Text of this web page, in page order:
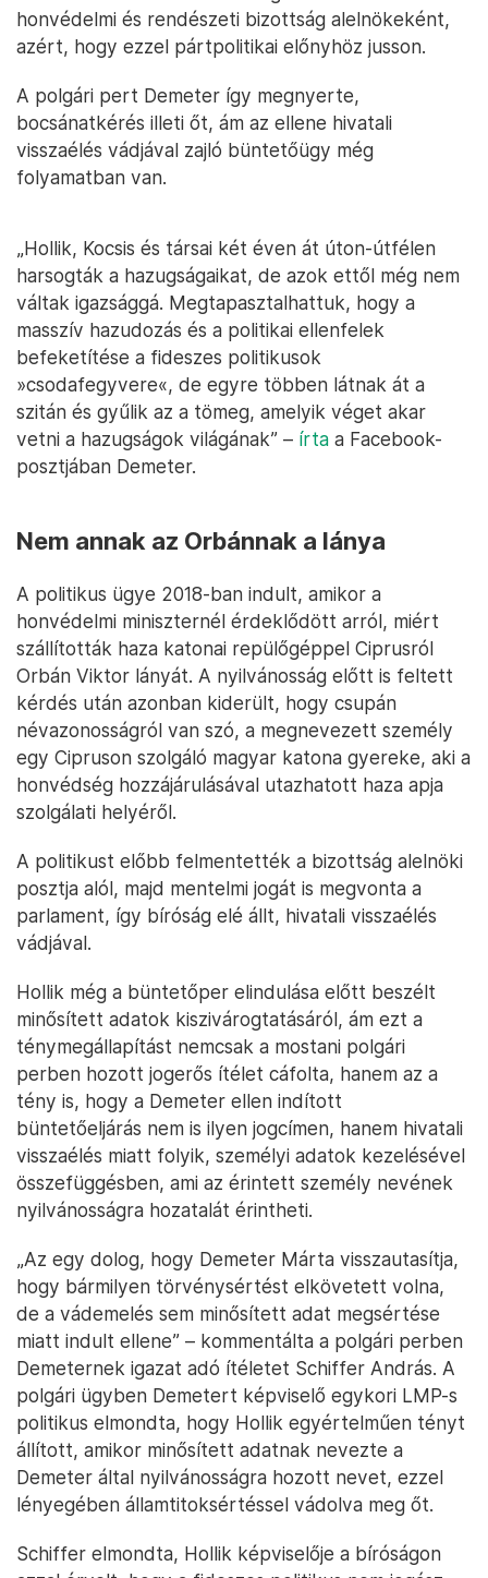
honvédelmi és rendészeti bizottság alelnökeként,
azért, hogy ezzel pártpolitikai előnyhöz jusson.
A polgári pert Demeter így megnyerte,
bocsánatkérés illeti őt, ám az ellene hivatali
visszaélés vádjával zajló büntetőügy még
folyamatban van.
„Hollik, Kocsis és társai két éven át úton-útfélen
harsogták a hazugságaikat, de azok ettől még nem
váltak igazsággá. Megtapasztalhattuk, hogy a
masszív hazudozás és a politikai ellenfelek
befeketítése a fideszes politikusok
»csodafegyvere«️, de egyre többen látnak át a
szitán és gyűlik az a tömeg, amelyik véget akar
vetni a hazugságok világának” – írta a Facebook-
posztjában Demeter.
Nem annak az Orbánnak a lánya
A politikus ügye 2018-ban indult, amikor a
honvédelmi miniszternél érdeklődött arról, miért
szállították haza katonai repülőgéppel Ciprusról
Orbán Viktor lányát. A nyilvánosság előtt is feltett
kérdés után azonban kiderült, hogy csupán
névazonosságról van szó, a megnevezett személy
egy Cipruson szolgáló magyar katona gyereke, aki a
honvédség hozzájárulásával utazhatott haza apja
szolgálati helyéről.
A politikust előbb felmentették a bizottság alelnöki
posztja alól, majd mentelmi jogát is megvonta a
parlament, így bíróság elé állt, hivatali visszaélés
vádjával.
Hollik még a büntetőper elindulása előtt beszélt
minősített adatok kiszivárogtatásáról, ám ezt a
ténymegállapítást nemcsak a mostani polgári
perben hozott jogerős ítélet cáfolta, hanem az a
tény is, hogy a Demeter ellen indított
büntetőeljárás nem is ilyen jogcímen, hanem hivatali
visszaélés miatt folyik, személyi adatok kezelésével
összefüggésben, ami az érintett személy nevének
nyilvánosságra hozatalát érintheti.
„Az egy dolog, hogy Demeter Márta visszautasítja,
hogy bármilyen törvénysértést elkövetett volna,
de a vádemelés sem minősített adat megsértése
miatt indult ellene” – kommentálta a polgári perben
Demeternek igazat adó ítéletet Schiffer András. A
polgári ügyben Demetert képviselő egykori LMP-s
politikus elmondta, hogy Hollik egyértelműen tényt
állított, amikor minősített adatnak nevezte a
Demeter által nyilvánosságra hozott nevet, ezzel
lényegében államtitoksértéssel vádolva meg őt.
Schiffer elmondta, Hollik képviselője a bíróságon